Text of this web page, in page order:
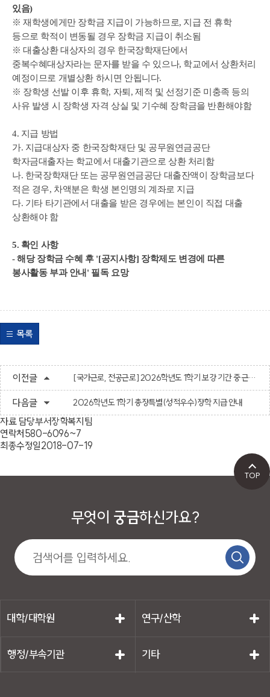
있음)
※ 재학생에게만 장학금 지급이 가능하므로, 지급 전 휴학
등으로 학적이 변동될 경우 장학금 지급이 취소됨
※ 대출상환 대상자의 경우 한국장학재단에서
중복수혜대상자라는 문자를 받을 수 있으나, 학교에서 상환처리
예정이므로 개별상환 하시면 안됩니다.
※ 장학생 선발 이후 휴학, 자퇴, 제적 및 선정기준 미충족 등의
사유 발생 시 장학생 자격 상실 및 기수혜 장학금을 반환해야함
4. 지급 방법
가. 지급대상자 중 한국장학재단 및 공무원연금공단
학자금대출자는 학교에서 대출기관으로 상환 처리함
나. 한국장학재단 또는 공무원연금공단 대출잔액이 장학금보다
적은 경우, 차액분은 학생 본인명의 계좌로 지급
다. 기타 타기관에서 대출을 받은 경우에는 본인이 직접 대출
상환해야 함
5. 확인 사항
- 해당 장학금 수혜 후 '[공지사항] 장학제도 변경에 따른
봉사활동 부과 안내' 필독 요망
목록
이전글 [국가근로, 전공근로] 2026학년도 1학기 보강 기간 중 근로 유의사항 및 방학 근무 안내
다음글 2026학년도 1학기 총장특별(성적우수)장학 지급 안내
자료 담당부서장학복지팀
연락처 580-6096~7
최종수정일2018-07-19
무엇이 궁금하신가요?
대학/대학원 연구/산학
행정/부속기관 기타
TOP